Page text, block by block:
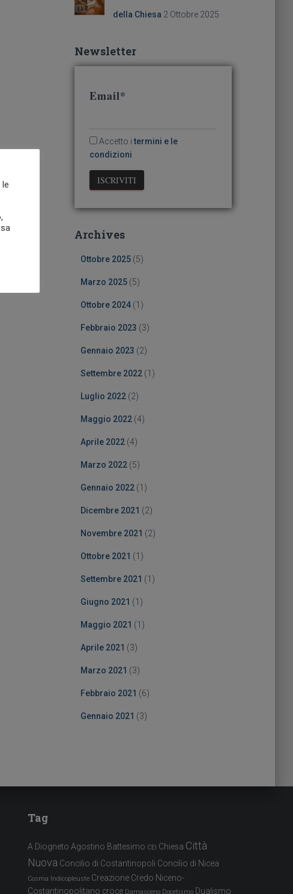
della Chiesa 2 Ottobre 2025
Newsletter
Email*
Accetto i termini e le
condizioni
Archives
Ottobre 2025(5)
Marzo 2025(5)
Ottobre 2024(1)
Febbraio 2023 (3)
Gennaio 2023 (2)
Settembre 2022(1)
Luglio 2022(2)
Maggio 2022(4)
Aprile 2022(4)
Marzo 2022(5)
Gennaio 2022(1)
Dicembre 2021 (2)
Novembre 2021 (2)
Ottobre 2021 (1)
Settembre 2021 (1)
Giugno 2021 (1)
Maggio 2021 (1)
Aprile 2021 (3)
Marzo 2021 (3)
Febbraio 2021 (6)
Gennaio 2021 (3)
Tag
A Diogneto Agostino Battesimo CEI Chiesa Città
Nuova Concilio di Costantinopoli Concilio di Nicea
Cosma Indicopleuste Creazione Credo Niceno-
Costantinopolitano croce Damasceno Docetismo Dualismo